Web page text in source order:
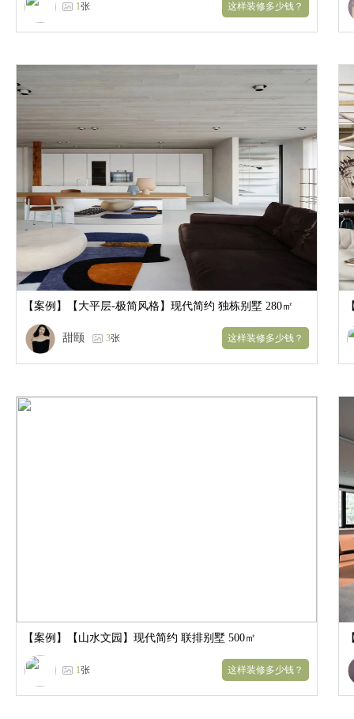
1张
【案例】 【大平层-极简风格】现代简约 独栋别墅 280㎡
甜颐 3张
【案例】 【山水文园】现代简约 联排别墅 500㎡
1张